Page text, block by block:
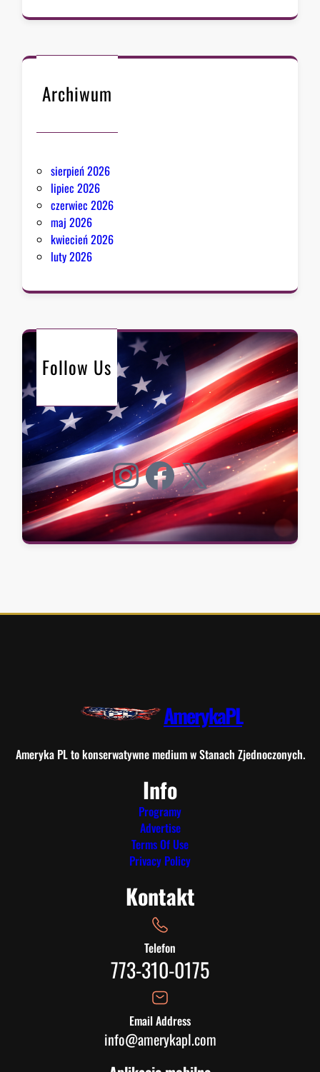
Archiwum
sierpień 2026
lipiec 2026
czerwiec 2026
maj 2026
kwiecień 2026
luty 2026
Follow Us
Instagram Facebook X
AmerykaPL
Ameryka PL to konserwatywne medium w Stanach Zjednoczonych.
Info
Programy
Advertise
Terms Of Use
Privacy Policy
Kontakt
Telefon
773-310-0175
Email Address
info@amerykapl.com